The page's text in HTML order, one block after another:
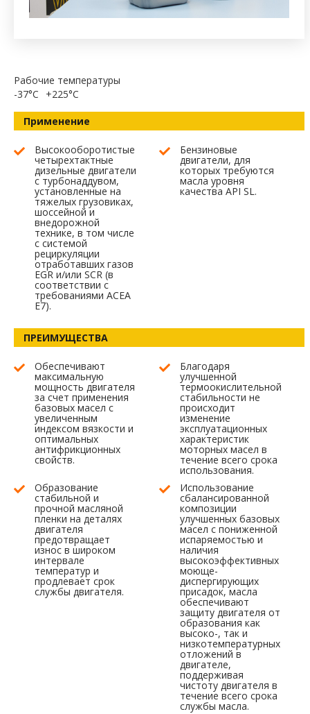
Рабочие температуры
-37°C
+225°C
Применение
Высокооборотистые
четырехтактные
дизельные двигатели
с турбонаддувом,
установленные на
тяжелых грузовиках,
шоссейной и
внедорожной
технике, в том числе
с системой
рециркуляции
отработавших газов
EGR и/или SCR (в
соответствии с
требованиями ACEA
E7).
Бензиновые
двигатели, для
которых требуются
масла уровня
качества API SL.
ПРЕИМУЩЕСТВА
Обеспечивают
максимальную
мощность двигателя
за счет применения
базовых масел с
увеличенным
индексом вязкости и
оптимальных
антифрикционных
свойств.
Благодаря
улучшенной
термоокислительной
стабильности не
происходит
изменение
эксплуатационных
характеристик
моторных масел в
течение всего срока
использования.
Образование
стабильной и
прочной масляной
пленки на деталях
двигателя
предотвращает
износ в широком
интервале
температур и
продлевает срок
службы двигателя.
Использование
сбалансированной
композиции
улучшенных базовых
масел с пониженной
испаряемостью и
наличия
высокоэффективных
моюще-
диспергирующих
присадок, масла
обеспечивают
защиту двигателя от
образования как
высоко-, так и
низкотемпературных
отложений в
двигателе,
поддерживая
чистоту двигателя в
течение всего срока
службы масла.